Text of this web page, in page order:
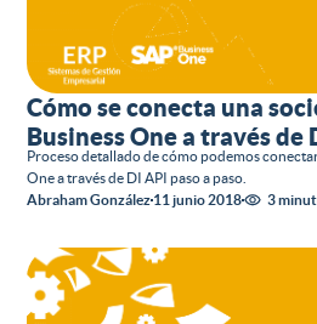
Cómo se conecta una
Business One a través de
Proceso detallado de cómo podemos
One a través de DI API paso a paso.
Abraham González 11 junio 2018 3